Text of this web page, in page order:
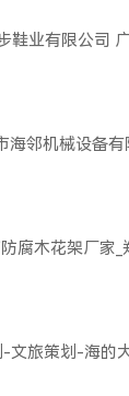
鞋业有限公司
海邻机械设备有
腐木花架厂家
文旅策划-海的